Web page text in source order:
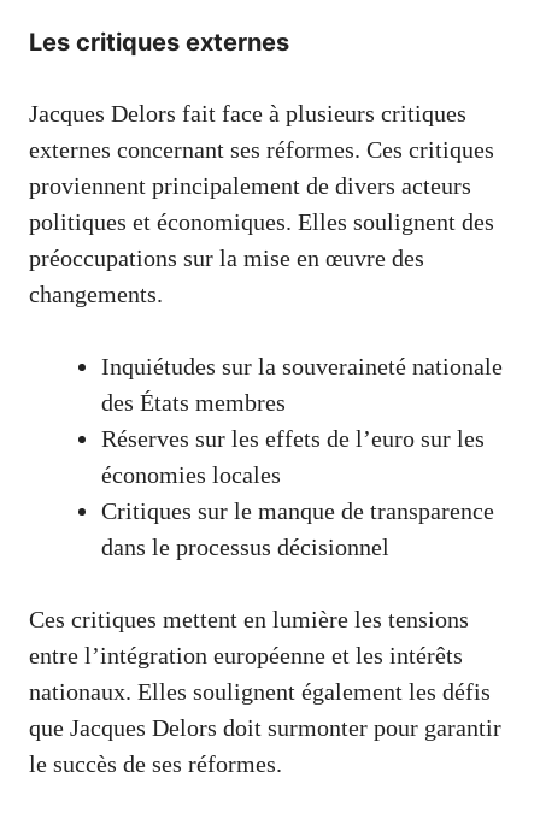
Les critiques externes
Jacques Delors fait face à plusieurs critiques
externes concernant ses réformes. Ces critiques
proviennent principalement de divers acteurs
politiques et économiques. Elles soulignent des
préoccupations sur la mise en œuvre des
changements.
Inquiétudes sur la souveraineté nationale
des États membres
Réserves sur les effets de l’euro sur les
économies locales
Critiques sur le manque de transparence
dans le processus décisionnel
Ces critiques mettent en lumière les tensions
entre l’intégration européenne et les intérêts
nationaux. Elles soulignent également les défis
que Jacques Delors doit surmonter pour garantir
le succès de ses réformes.